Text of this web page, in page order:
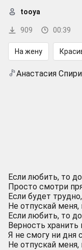
909 00:39
tooya
На жену
Анастасия
Если любить, то
Просто смотри
Если будет
Не отпускай меня,
Если любить, то
Верность
Я не смогу ни дня
Не отпускай меня,